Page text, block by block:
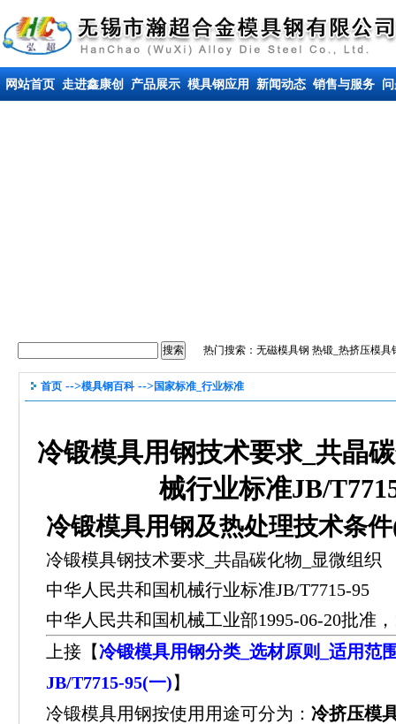
网站首页 走进鑫康创 产品展示 模具钢应用 新闻动态 销售与服务
热门搜索： 无磁模具钢 热锻_热挤压模具
首页 -->模具钢百科-->国家标准_行业标准
冷锻模具用钢技术要求_共晶
械行业标准JB/
冷锻模具用钢及热处理技术条
冷锻模具钢技术要求_共晶碳化物_显微组织
中华人民共和国机械行业标准JB/T7715-95
中华人民共和国机械工业部1995-06-20批准
上接【冷锻模具用钢分类_选材原则_适用范
JB/T7715-95(一)】
冷锻模具用钢按使用用途可分为： 冷挤压模